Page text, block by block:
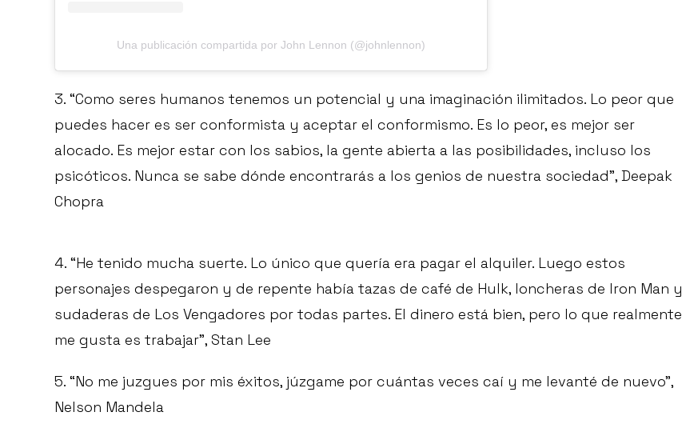
Una publicación compartida por John Lennon (@johnlennon)
3. “Como seres humanos tenemos un potencial y una imaginación ilimitados. Lo peor que
puedes hacer es ser conformista y aceptar el conformismo. Es lo peor, es mejor ser
alocado. Es mejor estar con los sabios, la gente abierta a las posibilidades, incluso los
psicóticos. Nunca se sabe dónde encontrarás a los genios de nuestra sociedad”, Deepak
Chopra
4. “He tenido mucha suerte. Lo único que quería era pagar el alquiler. Luego estos
personajes despegaron y de repente había tazas de café de Hulk, loncheras de Iron Man y
sudaderas de Los Vengadores por todas partes. El dinero está bien, pero lo que realmente
me gusta es trabajar”, Stan Lee
5. “No me juzgues por mis éxitos, júzgame por cuántas veces caí y me levanté de nuevo”,
Nelson Mandela